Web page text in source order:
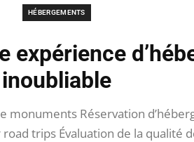
HÉBERGEMENTS
expérience
inoubliable
monuments Réservation
trips Évaluation de la qualité